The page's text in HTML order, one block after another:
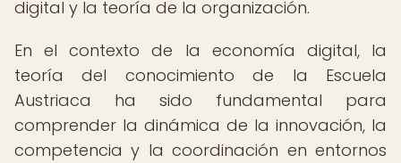
digital y la teoría de la organización.
En el contexto de la economía digital, la
teoría del conocimiento de la Escuela
Austriaca ha sido fundamental para
comprender la dinámica de la innovación, la
competencia y la coordinación en entornos